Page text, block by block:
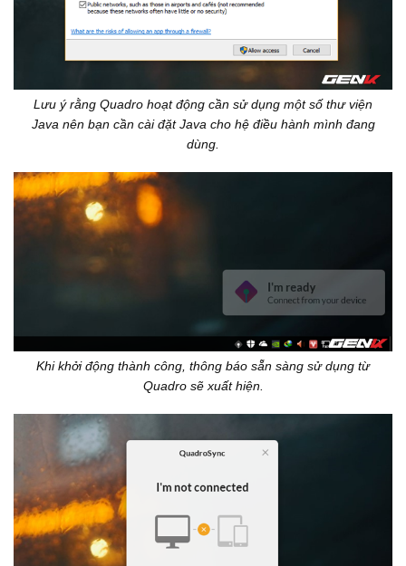
Lưu ý rằng Quadro hoạt động cần sử dụng một số thư viện
Java nên bạn cần cài đặt Java cho hệ điều hành mình đang
dùng.
Khi khởi động thành công, thông báo sẵn sàng sử dụng từ
Quadro sẽ xuất hiện.